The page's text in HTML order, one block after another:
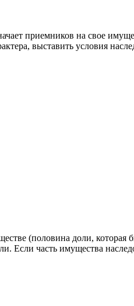
приемников на свое
выставить условия
(половина доли, которая
Если часть имущества